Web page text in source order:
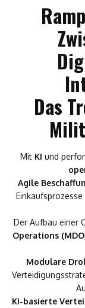
Das
Mit KI und
Agile
Einkaufsprozesse
Der Aufbau einer
Operations
Modulare
KI-basierte